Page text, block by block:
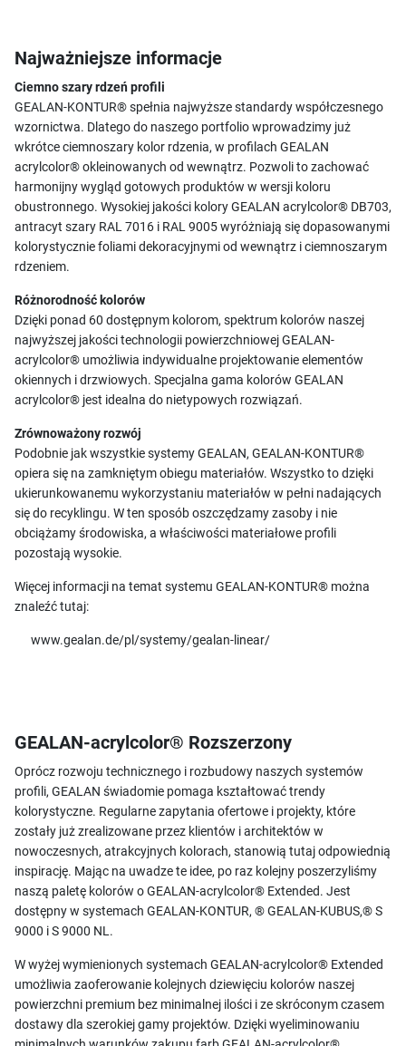
Najważniejsze informacje
Ciemno szary rdzeń profili
GEALAN-KONTUR® spełnia najwyższe standardy współczesnego
wzornictwa. Dlatego do naszego portfolio wprowadzimy już
wkrótce ciemnoszary kolor rdzenia, w profilach GEALAN
acrylcolor® okleinowanych od wewnątrz. Pozwoli to zachować
harmonijny wygląd gotowych produktów w wersji koloru
obustronnego. Wysokiej jakości kolory GEALAN acrylcolor® DB703,
antracyt szary RAL 7016 i RAL 9005 wyróżniają się dopasowanymi
kolorystycznie foliami dekoracyjnymi od wewnątrz i ciemnoszarym
rdzeniem.
Różnorodność kolorów
Dzięki ponad 60 dostępnym kolorom, spektrum kolorów naszej
najwyższej jakości technologii powierzchniowej GEALAN-
acrylcolor® umożliwia indywidualne projektowanie elementów
okiennych i drzwiowych. Specjalna gama kolorów GEALAN
acrylcolor® jest idealna do nietypowych rozwiązań.
Zrównoważony rozwój
Podobnie jak wszystkie systemy GEALAN, GEALAN-KONTUR®
opiera się na zamkniętym obiegu materiałów. Wszystko to dzięki
ukierunkowanemu wykorzystaniu materiałów w pełni nadających
się do recyklingu. W ten sposób oszczędzamy zasoby i nie
obciążamy środowiska, a właściwości materiałowe profili
pozostają wysokie.
Więcej informacji na temat systemu GEALAN-KONTUR® można
znaleźć tutaj:
www.gealan.de/pl/systemy/gealan-linear/
GEALAN-acrylcolor® Rozszerzony
Oprócz rozwoju technicznego i rozbudowy naszych systemów
profili, GEALAN świadomie pomaga kształtować trendy
kolorystyczne. Regularne zapytania ofertowe i projekty, które
zostały już zrealizowane przez klientów i architektów w
nowoczesnych, atrakcyjnych kolorach, stanowią tutaj odpowiednią
inspirację. Mając na uwadze te idee, po raz kolejny poszerzyliśmy
naszą paletę kolorów o GEALAN-acrylcolor® Extended. Jest
dostępny w systemach GEALAN-KONTUR, ® GEALAN-KUBUS,® S
9000 i S 9000 NL.
W wyżej wymienionych systemach GEALAN-acrylcolor® Extended
umożliwia zaoferowanie kolejnych dziewięciu kolorów naszej
powierzchni premium bez minimalnej ilości i ze skróconym czasem
dostawy dla szerokiej gamy projektów. Dzięki wyeliminowaniu